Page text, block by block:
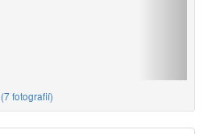
(7 fotografií)